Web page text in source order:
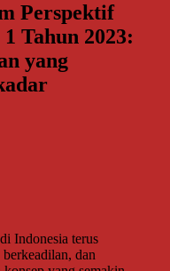
Perspektif
Tahun 2023:
yang
Indonesia terus
dan